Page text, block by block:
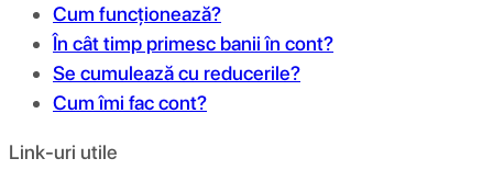
Cum funcționează?
În cât timp primesc banii în cont?
Se cumulează cu reducerile?
Cum îmi fac cont?
Link-uri utile